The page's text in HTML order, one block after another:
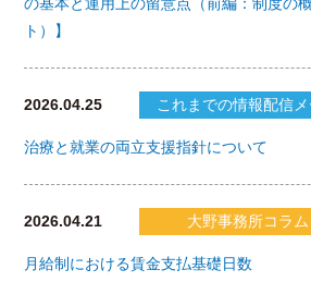
の基本と運用上の留意点（前編：制度の
ト）】
2026.04.25 これまでの情報配信
治療と就業の両立支援指針について
2026.04.21 大野事務所コラム
月給制における賃金支払基礎日数